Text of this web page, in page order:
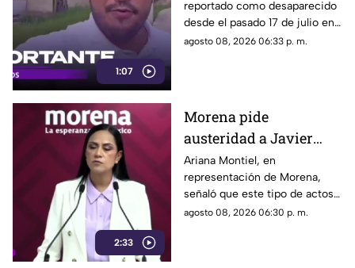
1:07
trasladado a Jalisco
tras ser localizado en
Michoacán
reportado como desaparecido
desde el pasado 17 de julio en
Tlaquepaque, fue localizado
agosto 08, 2026 06:33 p. m.
2:33
Morena pide
austeridad a Javier
May, pero el ejemplo
parece faltar en casa
Ariana Montiel, en
representación de Morena,
señaló que este tipo de actos y
el gasto de recursos
agosto 08, 2026 06:30 p. m.